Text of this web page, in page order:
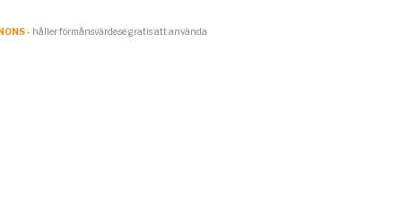
- håller förmånsvärde.se gratis att använda